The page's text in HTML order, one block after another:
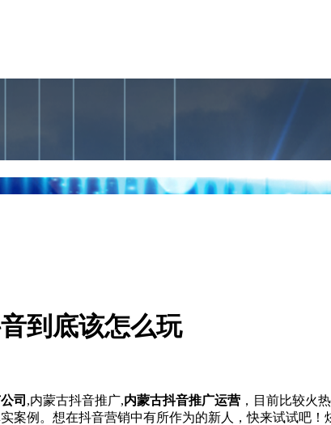
到底该怎么玩
司 ,内蒙古抖音推广,内蒙古抖音推广运营 ，目前比较火
案例。想在抖音营销中有所作为的新人，快来试试吧